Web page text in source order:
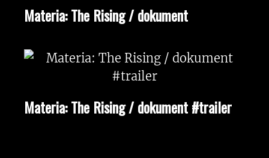
Materia: The Rising / dokument
Materia: The Rising / dokument #trailer